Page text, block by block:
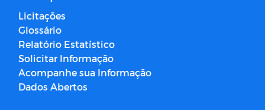
Licitações
Glossário
Relatório Estatístico
Solicitar Informação
Acompanhe sua Informação
Dados Abertos